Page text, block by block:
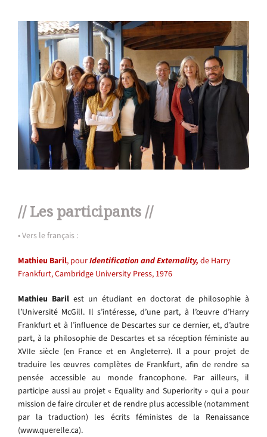
// Les participants //
• Vers le français :
Mathieu Baril, pourIdentification and Externality, de Harry
Frankfurt, Cambridge University Press, 1976
Mathieu Baril est un étudiant en doctorat de philosophie à
l’Université McGill. Il s’intéresse, d’une part, à l’œuvre d’Harry
Frankfurt et à l’influence de Descartes sur ce dernier, et, d’autre
part, à la philosophie de Descartes et sa réception féministe au
XVIIe siècle (en France et en Angleterre). Il a pour projet de
traduire les œuvres complètes de Frankfurt, afin de rendre sa
pensée accessible au monde francophone. Par ailleurs, il
participe aussi au projet « Equality and Superiority » qui a pour
mission de faire circuler et de rendre plus accessible (notamment
par la traduction) les écrits féministes de la Renaissance
(www.querelle.ca).